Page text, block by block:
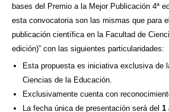
bases del Premio a la Mejor Publicación 4ª
esta convocatoria son las mismas que para
publicación científica en la Facultad de
edición)” con las siguientes particularidades:
Esta propuesta es iniciativa exclusiva de
Ciencias de la Educación.
Exclusivamente cuenta con
La fecha única de presentación será del 1